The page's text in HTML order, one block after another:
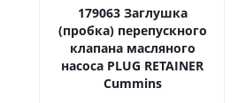
179063 Заглушка
(пробка) перепускного
клапана масляного
насоса PLUG RETAINER
Cummins